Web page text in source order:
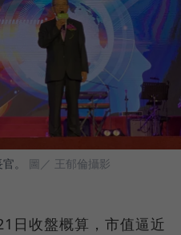
。 圖／ 王郁倫攝影
日收盤概算，市值逼近